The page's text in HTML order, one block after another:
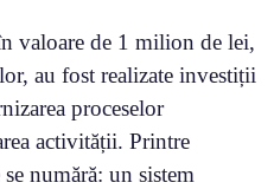
valoare de 1 milion de lei,
au fost realizate investiții
proceselor
activității. Printre
numără: un sistem